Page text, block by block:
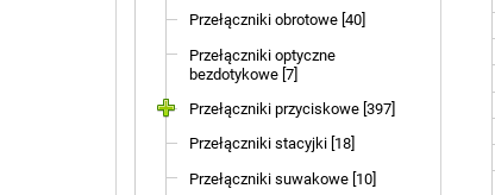
Przełączniki obrotowe [40]
Przełączniki optyczne
bezdotykowe [7]
Przełączniki przyciskowe [397]
Przełączniki stacyjki [18]
Przełączniki suwakowe [10]